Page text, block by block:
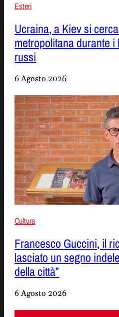
Esteri
Ucraina, a Kiev si
metropolitana durante
russi
6 Agosto 2026
Cultura
Francesco Guccini, il
lasciato un segno
della città”
6 Agosto 2026